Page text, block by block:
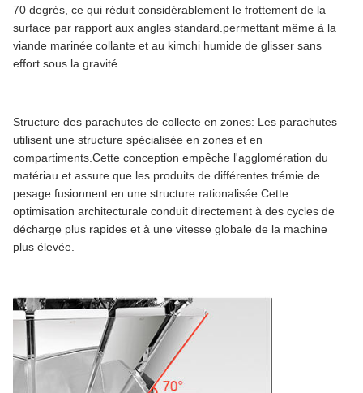
70 degrés, ce qui réduit considérablement le frottement de la
surface par rapport aux angles standard.permettant même à la
viande marinée collante et au kimchi humide de glisser sans
effort sous la gravité.
Structure des parachutes de collecte en zones: Les parachutes
utilisent une structure spécialisée en zones et en
compartiments.Cette conception empêche l'agglomération du
matériau et assure que les produits de différentes trémie de
pesage fusionnent en une structure rationalisée.Cette
optimisation architecturale conduit directement à des cycles de
décharge plus rapides et à une vitesse globale de la machine
plus élevée.